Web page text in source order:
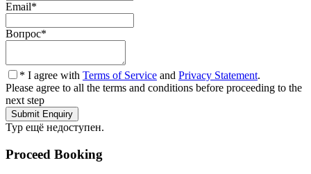
Email*
Вопрос*
* I agree with Terms of Service and Privacy Statement.
Please agree to all the terms and conditions before proceeding to the
next step
Тур ещё недоступен.
Proceed Booking